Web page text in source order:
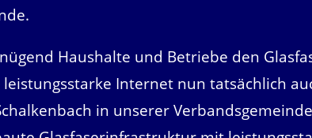
Haushalte und Betriebe den
Internet nun tatsächlich
in unserer